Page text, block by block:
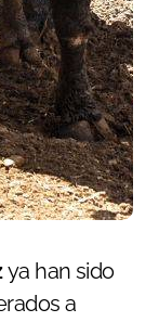
ya han sido
a